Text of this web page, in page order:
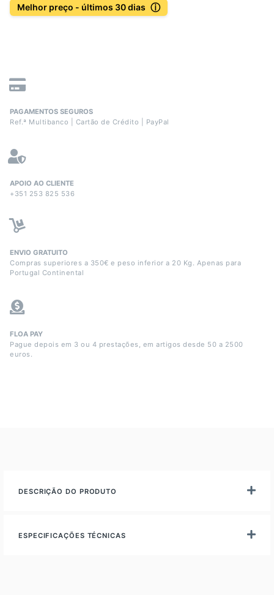
Melhor preço - últimos 30 dias ⓘ
PAGAMENTOS SEGUROS
Ref.ª Multibanco | Cartão de Crédito | PayPal
APOIO AO CLIENTE
+351 253 825 536
ENVIO GRATUITO
Compras superiores a 350€ e peso inferior a 20 Kg. Apenas para
Portugal Continental
FLOA PAY
Pague depois em 3 ou 4 prestações, em artigos desde 50 a 2500
euros.
DESCRIÇÃO DO PRODUTO
ESPECIFICAÇÕES TÉCNICAS